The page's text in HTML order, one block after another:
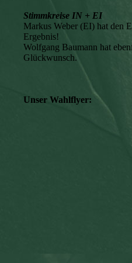
Stimmkreise IN + EI
Markus Weber (EI) hat den
Ergebnis!
Wolfgang Baumann hat
Glückwunsch.
Unser Wahlflyer: